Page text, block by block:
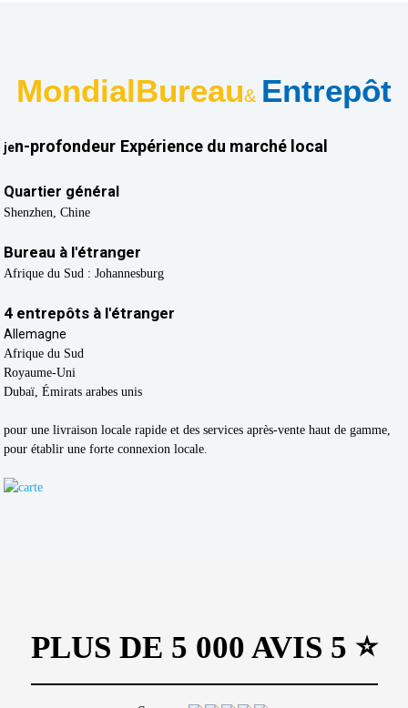
MondialBureau& Entrepôt
jen-profondeur Expérience du marché local
Quartier général
Shenzhen, Chine
Bureau à l'étranger
Afrique du Sud : Johannesburg
4 entrepôts à l'étranger
Allemagne
Afrique du Sud
Royaume-Uni
Dubaï, Émirats arabes unis
pour une livraison locale rapide et des services après-vente haut de gamme,
pour établir une forte connexion locale.
PLUS DE 5 000 AVIS 5 ⭐